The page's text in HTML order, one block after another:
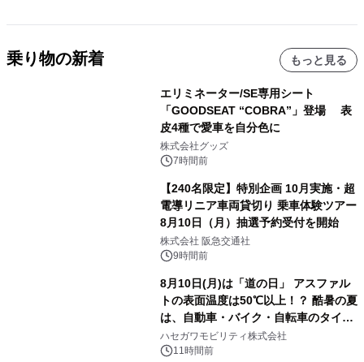
乗り物の新着 もっと見る
エリミネーター/SE専用シート
「GOODSEAT “COBRA”」登場 表
皮4種で愛車を自分色に
株式会社グッズ
7時間前
【240名限定】特別企画 10月実施・超
電導リニア車両貸切り 乗車体験ツアー
8月10日（月）抽選予約受付を開始
株式会社 阪急交通社
9時間前
8月10日(月)は「道の日」 アスファル
トの表面温度は50℃以上！？ 酷暑の夏
は、自動車・バイク・自転車のタイヤ
バーストが増加 簡単にできる予防法
をご紹介
ハセガワモビリティ株式会社
11時間前